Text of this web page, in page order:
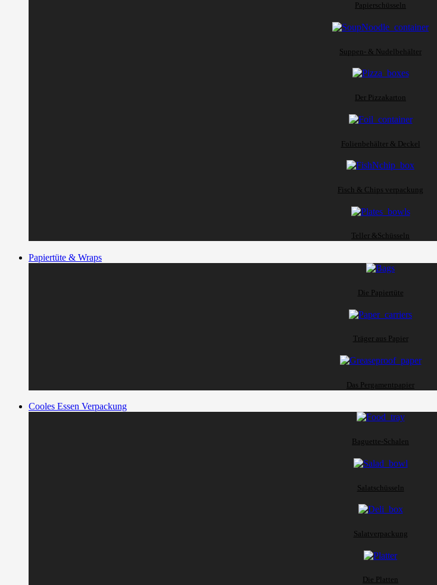
Papierschüsseln
Suppen- & Nudelbehälter
Der Pizzakarton
Folienbehälter & Deckel
Fisch & Chips verpackung
Teller &Schüsseln
Papiertüte & Wraps
Die Papiertüte
Träger aus Papier
Das Pergamentpapier
Cooles Essen Verpackung
Baguette-Schalen
Salatschüsseln
Salatverpackung
Die Platten